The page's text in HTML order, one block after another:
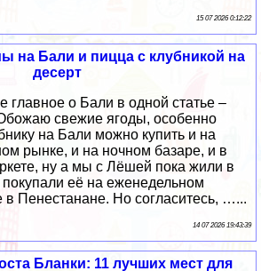
15 07 2026 0:12:22
на Бали и пицца с клубникой на
десерт
главное о Бали в одной статье –
свежие ягоды, особенно
на Бали можно купить и на
рынке, и на ночном базаре, и в
ну а мы с Лёшей пока жили в
покупали её на еженедельном
в Пенестанане. Но согласитесь, …...
14 07 2026 19:43:39
Бланки: 11 лучших мест для